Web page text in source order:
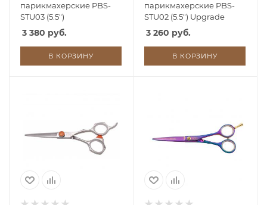
парикмахерские PBS-
STU03 (5.5")
3 380 руб.
В КОРЗИНУ
парикмахерские PBS-
STU02 (5.5") Upgrade
3 260 руб.
В КОРЗИНУ